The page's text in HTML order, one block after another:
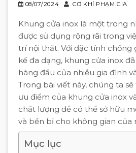
08/07/2024 CƠ KHÍ PHẠM GIA
Khung cửa inox là một trong
được sử dụng rộng rãi trong
trí nội thất. Với đặc tính chống
kế đa dạng, khung cửa inox
hàng đầu của nhiều gia đình
Trong bài viết này, chúng ta
ưu điểm của khung cửa inox
chất lượng để có thể sở hữu
và bền bỉ cho không gian của
Mục lục